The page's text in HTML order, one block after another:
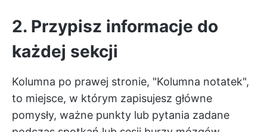
2. Przypisz informacje do
każdej sekcji
Kolumna po prawej stronie, "Kolumna notatek",
to miejsce, w którym zapisujesz główne
pomysły, ważne punkty lub pytania zadane